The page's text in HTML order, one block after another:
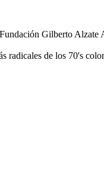
Gilberto Alzate
radicales de los 70's